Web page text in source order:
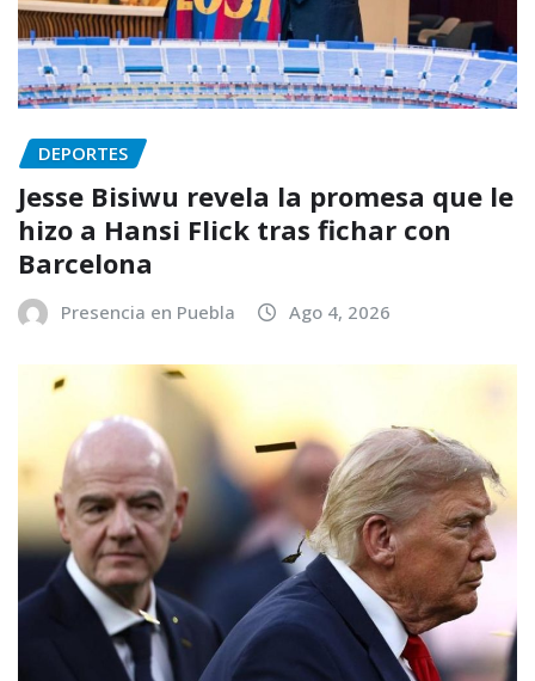
DEPORTES
Jesse Bisiwu revela la promesa que le
hizo a Hansi Flick tras fichar con
Barcelona
Presencia en Puebla Ago 4, 2026